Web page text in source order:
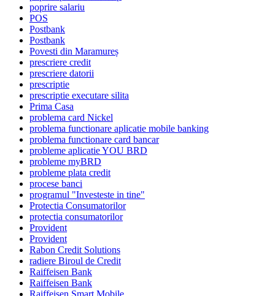
poprire salariu
POS
Postbank
Postbank
Povesti din Maramureș
prescriere credit
prescriere datorii
prescriptie
prescriptie executare silita
Prima Casa
problema card Nickel
problema functionare aplicatie mobile banking
problema functionare card bancar
probleme aplicatie YOU BRD
probleme myBRD
probleme plata credit
procese banci
programul "Investeste in tine"
Protectia Consumatorilor
protectia consumatorilor
Provident
Provident
Rabon Credit Solutions
radiere Biroul de Credit
Raiffeisen Bank
Raiffeisen Bank